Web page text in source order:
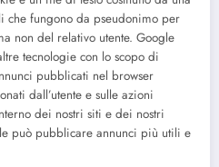
che fungono da pseudonimo per
non del relativo utente. Google
tecnologie con lo scopo di
pubblicati nel browser
dall’utente e sulle azioni
dei nostri siti e dei nostri
può pubblicare annunci più utili e